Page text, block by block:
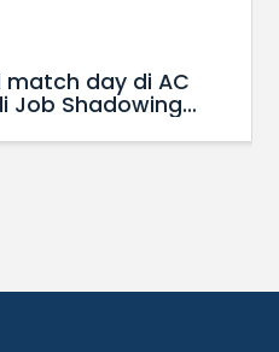
match day di AC
Job Shadowing